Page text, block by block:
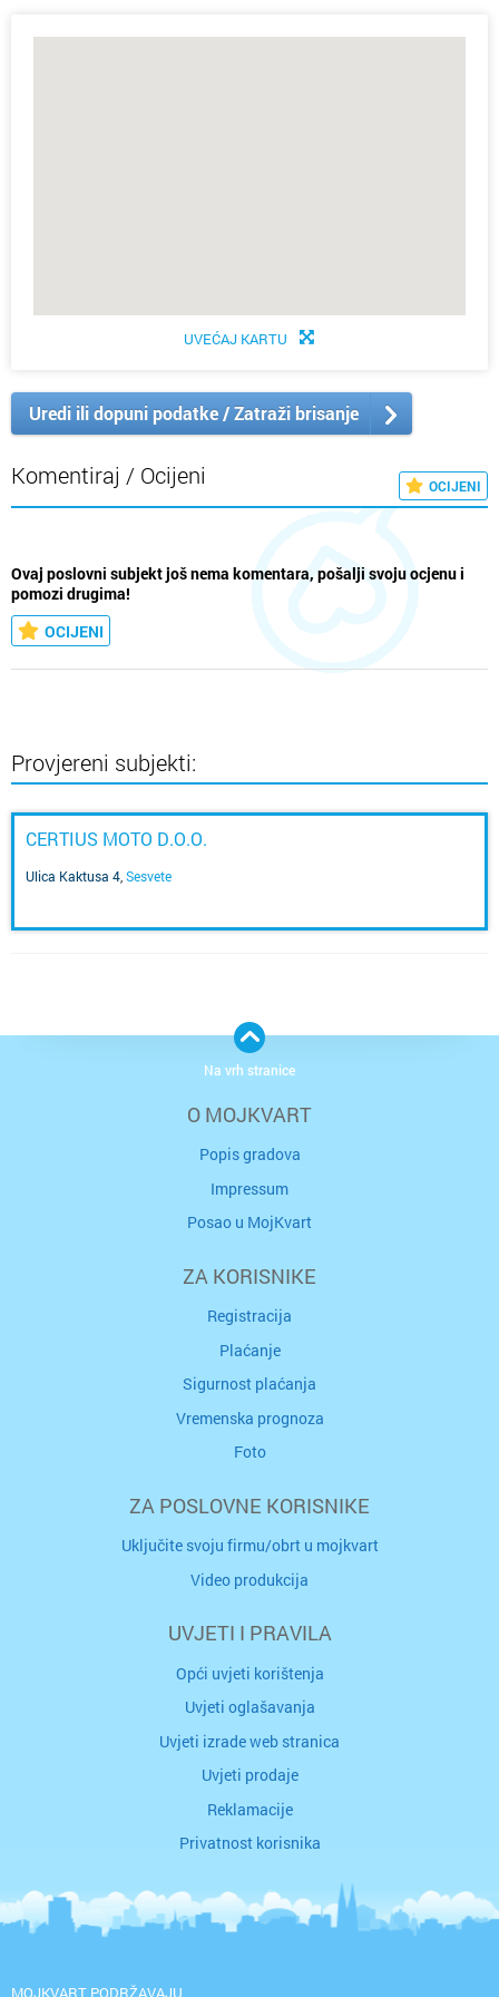
UVEĆAJ KARTU
Uredi ili dopuni podatke / Zatraži brisanje
Komentiraj / Ocijeni OCIJENI
Ovaj poslovni subjekt još nema komentara, pošalji svoju ocjenu i
pomozi drugima!
OCIJENI
Provjereni subjekti:
CERTIUS MOTO D.O.O.
Ulica Kaktusa 4 Sesvete
O MOJKVART
Popis gradova
Impressum
Posao u MojKvart
ZA KORISNIKE
Registracija
Plaćanje
Sigurnost plaćanja
Vremenska prognoza
Foto
ZA POSLOVNE KORISNIKE
Uključite svoju firmu/obrt u mojkvart
Video produkcija
UVJETI I PRAVILA
Opći uvjeti korištenja
Uvjeti oglašavanja
Uvjeti izrade web stranica
Uvjeti prodaje
Reklamacije
Privatnost korisnika
MOJKVART PODRŽAVAJU
Na vrh stranice